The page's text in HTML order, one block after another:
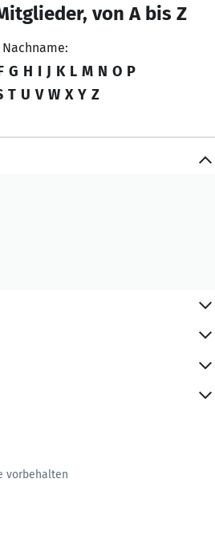
von A bis Z
Nachname:
G H I J K L M N O P
T U V W X Y Z
vorbehalten